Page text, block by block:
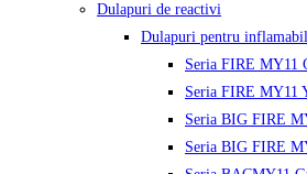
Dulapuri de reactivi
Dulapuri pentru
Seria FIRE MY11
Seria FIRE MY11
Seria BIG FIRE
Seria BIG FIRE